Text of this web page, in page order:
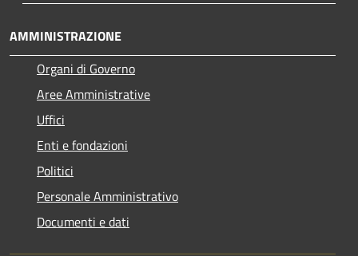
AMMINISTRAZIONE
Organi di Governo
Aree Amministrative
Uffici
Enti e fondazioni
Politici
Personale Amministrativo
Documenti e dati